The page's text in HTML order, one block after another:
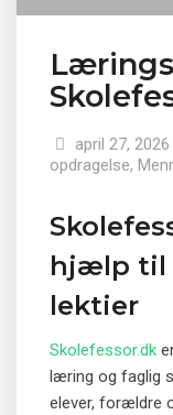
april 27, 2026
opdragelse,
hjælp til
lektier
Skolefessor.dk
læring og faglig
elever, forældre